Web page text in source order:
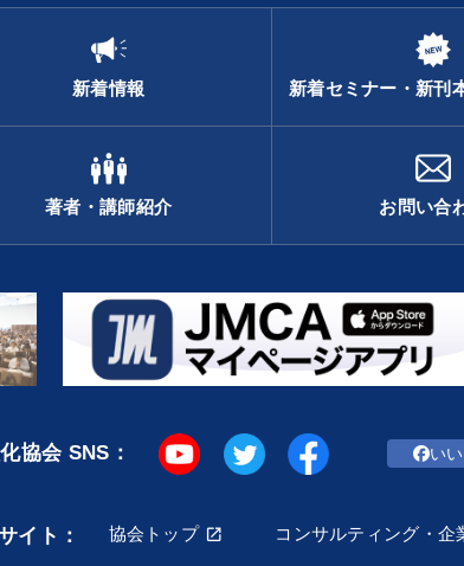
新着情報 新着セミナー・新刊
著者・講師紹介 お問い合
協会 SNS： い
イト： 協会トップ コンサルティング・企